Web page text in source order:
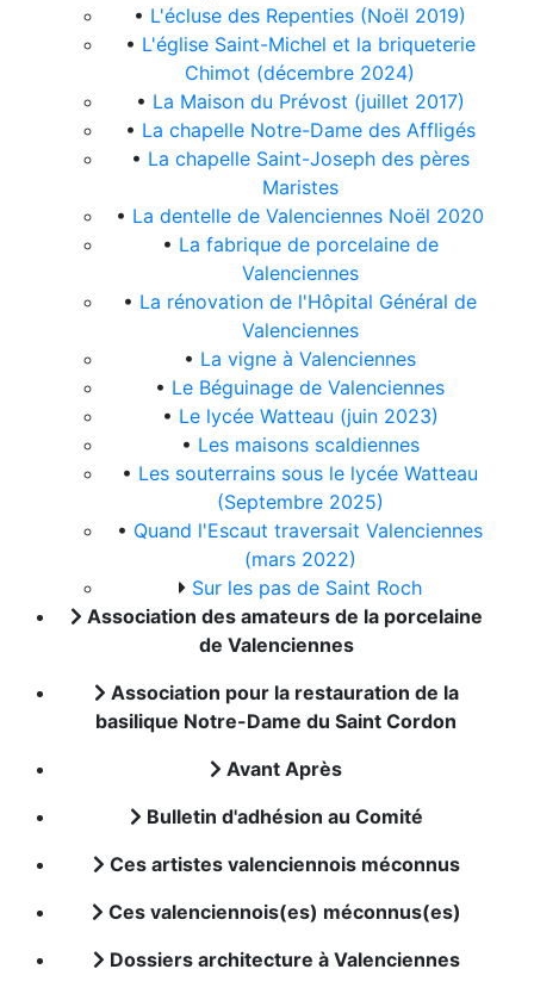
• L'écluse des Repenties (Noël 2019)
• L'église Saint-Michel et la briqueterie
Chimot (décembre 2024)
• La Maison du Prévost (juillet 2017)
• La chapelle Notre-Dame des Affligés
• La chapelle Saint-Joseph des pères
Maristes
• La dentelle de Valenciennes Noël 2020
• La fabrique de porcelaine de
Valenciennes
• La rénovation de l'Hôpital Général de
Valenciennes
• La vigne à Valenciennes
• Le Béguinage de Valenciennes
• Le lycée Watteau (juin 2023)
• Les maisons scaldiennes
• Les souterrains sous le lycée Watteau
(Septembre 2025)
• Quand l'Escaut traversait Valenciennes
(mars 2022)
Sur les pas de Saint Roch
Association des amateurs de la porcelaine
de Valenciennes
Association pour la restauration de la
basilique Notre-Dame du Saint Cordon
Avant Après
Bulletin d'adhésion au Comité
Ces artistes valenciennois méconnus
Ces valenciennois(es) méconnus(es)
Dossiers architecture à Valenciennes